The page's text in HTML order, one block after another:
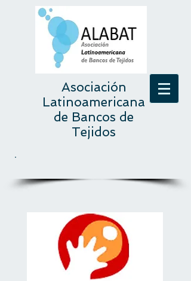
Asociación
Latinoamericana
de Bancos de
Tejidos